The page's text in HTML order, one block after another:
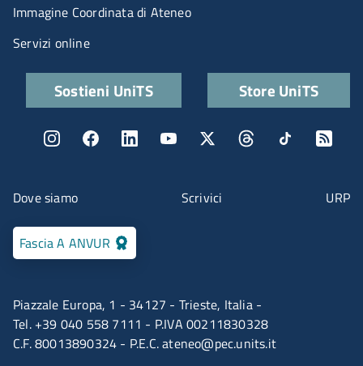
Piazzale Europa, 1 - 34127 - Trieste, Italia -
Tel. +39 040 558 7111 - P.IVA 00211830328
C.F. 80013890324 - P.E.C.ateneo@pec.units.it
Fascia A ANVUR
Menu contatti
Dove siamo Scrivici URP
Immagine Coordinata di Ateneo
Servizi online
Quick links
Sostieni UniTS Store UniTS
Menu social